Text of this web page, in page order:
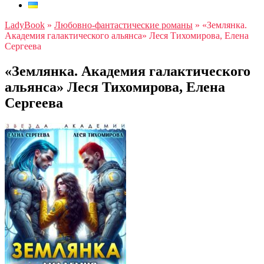
LadyBook » Любовно-фантастические романы » «Землянка.
Академия галактического альянса» Леся Тихомирова, Елена
Сергеева
«Землянка. Академия галактического
альянса» Леся Тихомирова, Елена
Сергеева